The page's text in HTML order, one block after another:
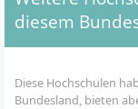
diesem
Diese Hochschulen
Bundesland, bieten